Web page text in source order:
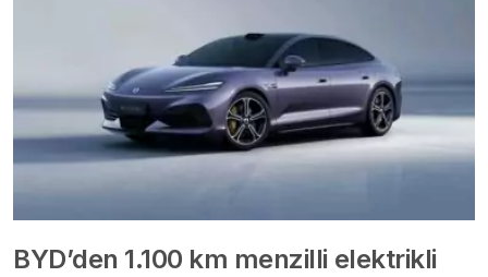
BYD’den 1.100 km menzilli elektrikli